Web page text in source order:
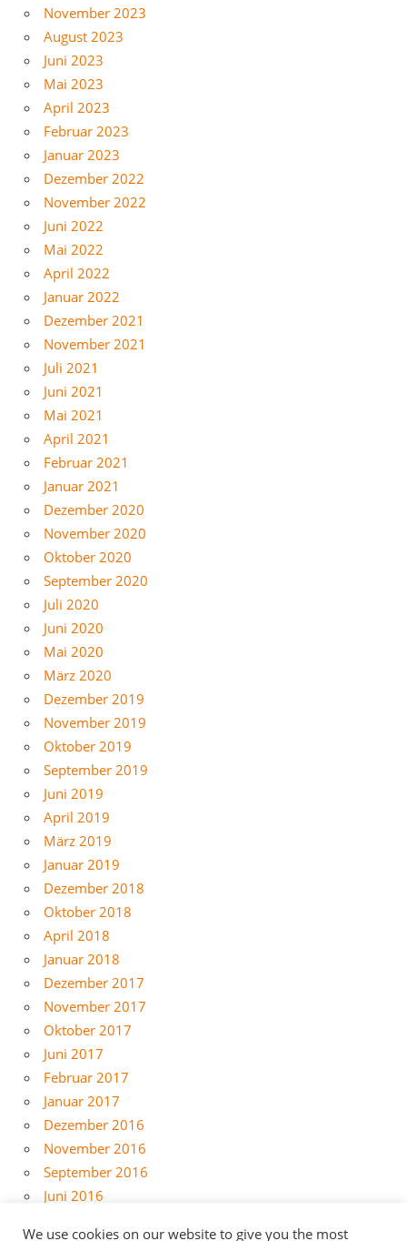
November 2023
August 2023
Juni 2023
Mai 2023
April 2023
Februar 2023
Januar 2023
Dezember 2022
November 2022
Juni 2022
Mai 2022
April 2022
Januar 2022
Dezember 2021
November 2021
Juli 2021
Juni 2021
Mai 2021
April 2021
Februar 2021
Januar 2021
Dezember 2020
November 2020
Oktober 2020
September 2020
Juli 2020
Juni 2020
Mai 2020
März 2020
Dezember 2019
November 2019
Oktober 2019
September 2019
Juni 2019
April 2019
März 2019
Januar 2019
Dezember 2018
Oktober 2018
April 2018
Januar 2018
Dezember 2017
November 2017
Oktober 2017
Juni 2017
Februar 2017
Januar 2017
Dezember 2016
November 2016
September 2016
Juni 2016
We use cookies on our website to give you the most